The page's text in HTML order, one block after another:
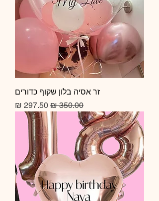
זר אסיה בלון שקוף כדורים
מחיר רגיל מחיר מבצע